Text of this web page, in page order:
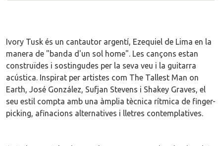
Ivory Tusk és un cantautor argentí, Ezequiel de Lima en la
manera de "banda d'un sol home". Les cançons estan
construïdes i sostingudes per la seva veu i la guitarra
acústica. Inspirat per artistes com The Tallest Man on
Earth, José González, Sufjan Stevens i Shakey Graves, el
seu estil compta amb una àmplia tècnica rítmica de finger-
picking, afinacions alternatives i lletres contemplatives.